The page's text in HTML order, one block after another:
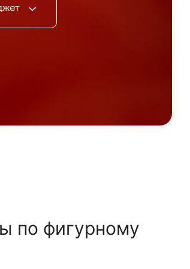
по фигурному